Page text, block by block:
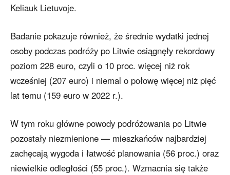
Keliauk Lietuvoje.
Badanie pokazuje również, że średnie wydatki jednej
osoby podczas podróży po Litwie osiągnęły rekordowy
poziom 228 euro, czyli o 10 proc. więcej niż rok
wcześniej (207 euro) i niemal o połowę więcej niż pięć
lat temu (159 euro w 2022 r.).
W tym roku główne powody podróżowania po Litwie
pozostały niezmienione — mieszkańców najbardziej
zachęcają wygoda i łatwość planowania (56 proc.) oraz
niewielkie odległości (55 proc.). Wzmacnia się także